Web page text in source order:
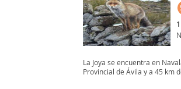
La Joya se encuentra en
Provincial de Ávila y a 45 km